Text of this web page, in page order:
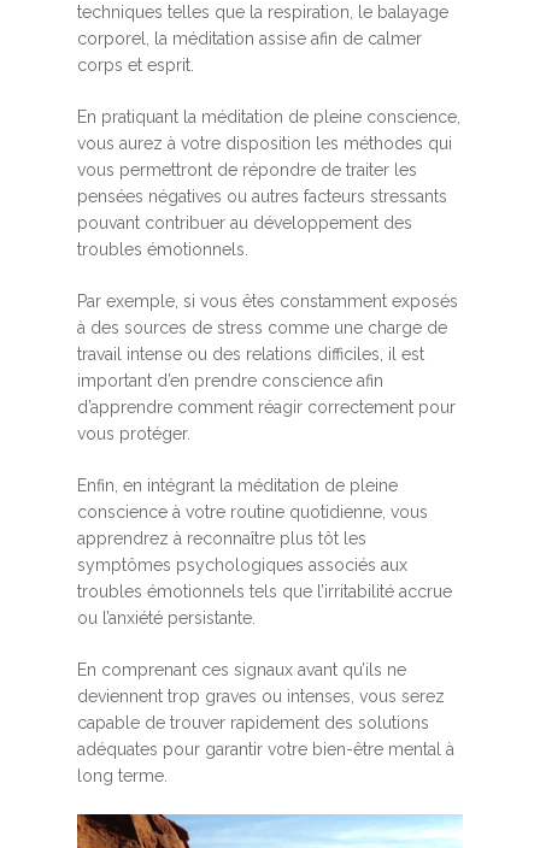
techniques telles que la respiration, le balayage
corporel, la méditation assise afin de calmer
corps et esprit.
En pratiquant la méditation de pleine conscience,
vous aurez à votre disposition les méthodes qui
vous permettront de répondre de traiter les
pensées négatives ou autres facteurs stressants
pouvant contribuer au développement des
troubles émotionnels.
Par exemple, si vous êtes constamment exposés
à des sources de stress comme une charge de
travail intense ou des relations difficiles, il est
important d’en prendre conscience afin
d’apprendre comment réagir correctement pour
vous protéger.
Enfin, en intégrant la méditation de pleine
conscience à votre routine quotidienne, vous
apprendrez à reconnaître plus tôt les
symptômes psychologiques associés aux
troubles émotionnels tels que l’irritabilité accrue
ou l’anxiété persistante.
En comprenant ces signaux avant qu’ils ne
deviennent trop graves ou intenses, vous serez
capable de trouver rapidement des solutions
adéquates pour garantir votre bien-être mental à
long terme.